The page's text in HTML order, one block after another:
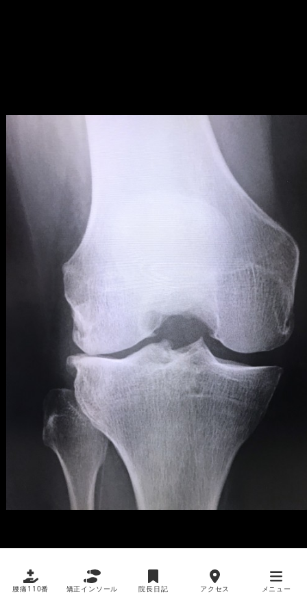
腰痛110番 矯正インソール 院長日記 アクセス メニュー